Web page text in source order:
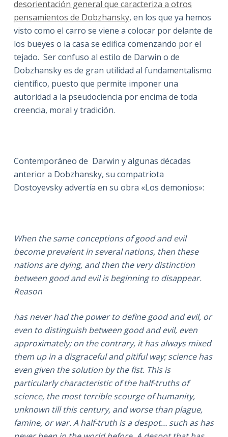
desorientación general que caracteriza a otros
pensamientos de Dobzhansky, en los que ya hemos
visto como el carro se viene a colocar por delante de
los bueyes o la casa se edifica comenzando por el
tejado. Ser confuso al estilo de Darwin o de
Dobzhansky es de gran utilidad al fundamentalismo
científico, puesto que permite imponer una
autoridad a la pseudociencia por encima de toda
creencia, moral y tradición.
Contemporáneo de Darwin y algunas décadas
anterior a Dobzhansky, su compatriota
Dostoyevsky advertía en su obra «Los demonios»:
When the same conceptions of good and evil
become prevalent in several nations, then these
nations are dying, and then the very distinction
between good and evil is beginning to disappear.
Reason
has never had the power to define good and evil, or
even to distinguish between good and evil, even
approximately; on the contrary, it has always mixed
them up in a disgraceful and pitiful way; science has
even given the solution by the fist. This is
particularly characteristic of the half-truths of
science, the most terrible scourge of humanity,
unknown till this century, and worse than plague,
famine, or war. A half-truth is a despot… such as has